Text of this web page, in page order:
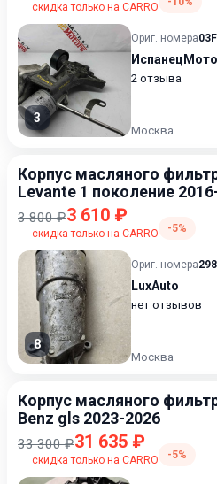
скидка только на CARRO
3
Ориг. номера
2 отзыва
Москва
Корпус масляного
Levante 1 поколение
3 800 ₽3 610 ₽
скидка только на CARRO -5%
8
Ориг. номера
LuxAuto
нет отзывов
Москва
Корпус масляного
Benz gls 2023-2026
33 300 ₽31 635 ₽
скидка только на CARRO -5%